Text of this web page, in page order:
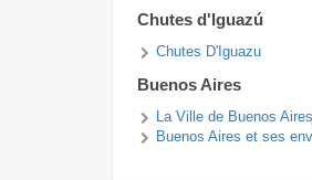
Chutes d'Iguazú
Chutes D'Iguazu
Buenos Aires
La Ville de Buenos Aires
Buenos Aires et ses